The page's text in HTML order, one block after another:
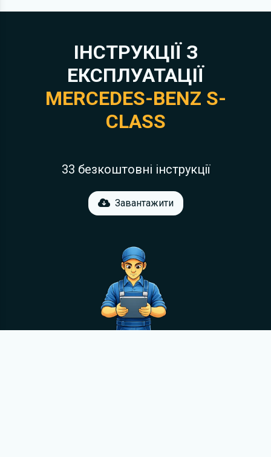
ІНСТРУКЦІЇ З
ЕКСПЛУАТАЦІЇ
MERCEDES-BENZ S-
CLASS
33 безкоштовні інструкції
Завантажити